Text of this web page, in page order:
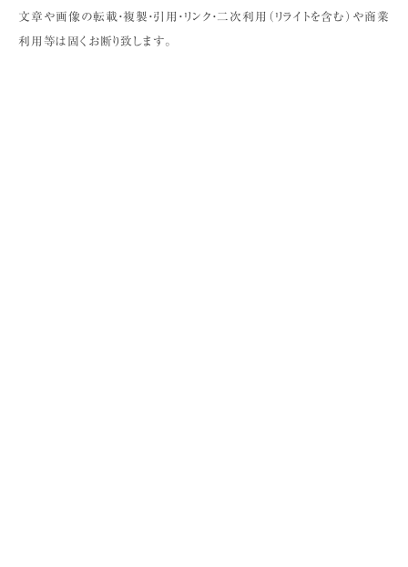
文章や画像の転載・複製・引用・リンク・二次利用（リライトを含む）や商業
利用等は固くお断り致します。